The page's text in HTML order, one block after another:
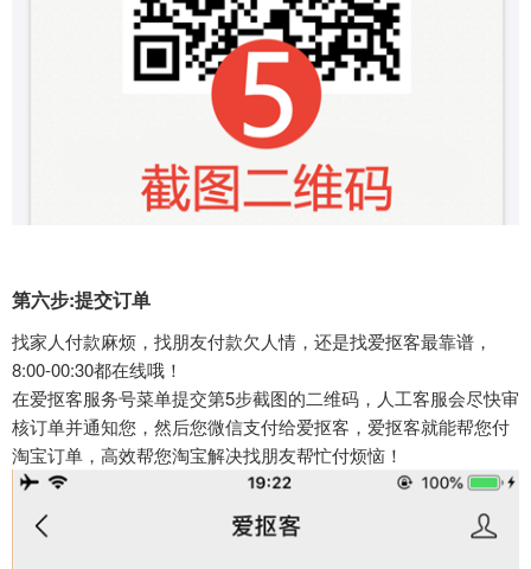
第六步:提交订单
找家人付款麻烦，找朋友付款欠人情，还是找爱抠客最靠谱，
8:00-00:30都在线哦！
在爱抠客服务号菜单提交第5步截图的二维码，人工客服会尽快审
核订单并通知您，然后您微信支付给爱抠客，爱抠客就能帮您付
淘宝订单，高效帮您淘宝解决找朋友帮忙付烦恼！